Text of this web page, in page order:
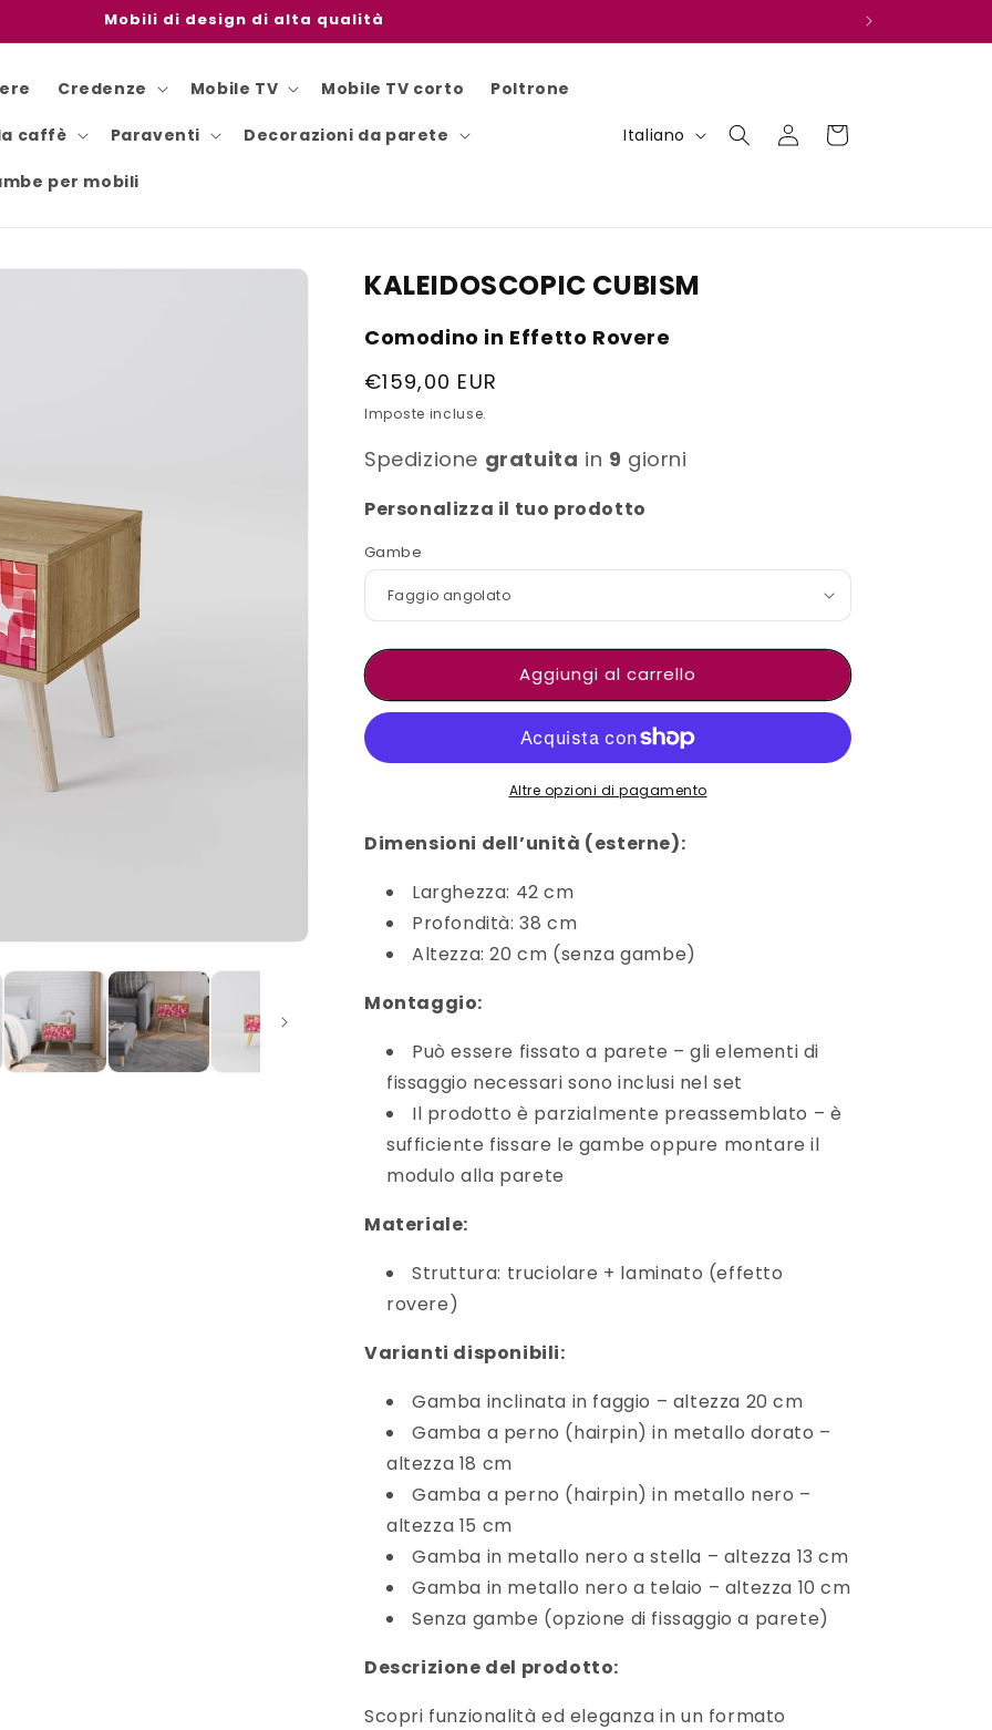
Mobili di design di alta qualità
Credenze Mobile TV Mobile TV corto Poltrone
caffè Paraventi Decorazioni da parete
per mobili
u
a
Italiano Accedi Carrello
KALEIDOSCOPIC CUBISM
Comodino in Effetto Rovere
Prezzo
di
€159,00 EUR
Imposte incluse.
Spedizione gratuita in 9 giorni
Personalizza il tuo prodotto
Gambe
Aggiungi al carrello
Altre opzioni di pagamento
Dimensioni dell’unità (esterne):
Larghezza: 42 cm
Profondità: 38 cm
Altezza: 20 cm (senza gambe)
Montaggio:
Può essere fissato a parete – gli elementi di
fissaggio necessari sono inclusi nel set
Il prodotto è parzialmente preassemblato – è
sufficiente fissare le gambe oppure montare il
modulo alla parete
Materiale:
Struttura: truciolare + laminato (effetto
rovere)
Varianti disponibili:
Gamba inclinata in faggio – altezza 20 cm
Gamba a perno (hairpin) in metallo dorato –
altezza 18 cm
Gamba a perno (hairpin) in metallo nero –
altezza 15 cm
Gamba in metallo nero a stella – altezza 13 cm
Gamba in metallo nero a telaio – altezza 10 cm
Senza gambe (opzione di fissaggio a parete)
Descrizione del prodotto:
Scopri funzionalità ed eleganza in un formato